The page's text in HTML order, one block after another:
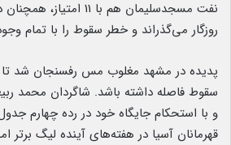
نفت مسجدسلیمان هم با 11
روزگار می‌گذراند و خطر سقوط را با تمام
و با استحکام جایگاه خود در رده چهارم
قهرمانان آسیا در هفته‌های آینده لیگ برتر